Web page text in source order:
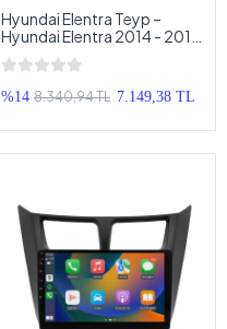
Hyundai Elentra Teyp –
Hyundai Elentra 2014 - 2016
Oem Android Multimedya –
Hyundai Elentra Android
Double Teyp
%14 8.340,94 TL 7.149,38 TL